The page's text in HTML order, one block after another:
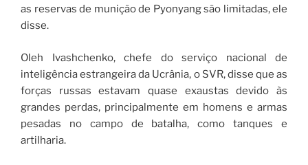
as reservas de munição de Pyonyang são limitadas, ele
disse.
Oleh Ivashchenko, chefe do serviço nacional de
inteligência estrangeira da Ucrânia, o SVR, disse que as
forças russas estavam quase exaustas devido às
grandes perdas, principalmente em homens e armas
pesadas no campo de batalha, como tanques e
artilharia.